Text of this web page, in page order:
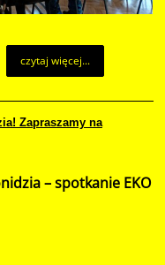
czytaj więcej...
Zapraszamy na
– spotkanie EKO